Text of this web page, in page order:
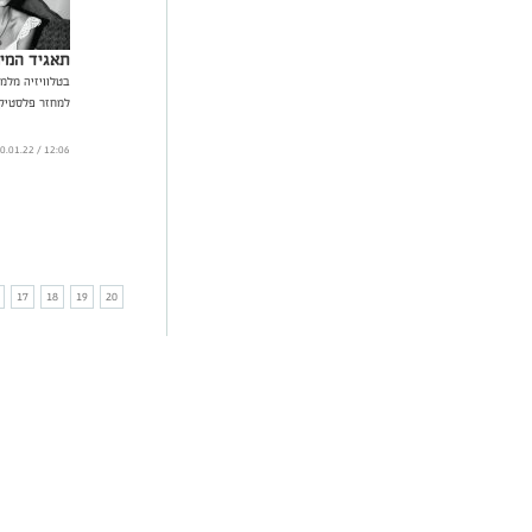
תאגיד
בטלוויזיה
למחזר
12:06 / 20.01.22
17 18 19
20